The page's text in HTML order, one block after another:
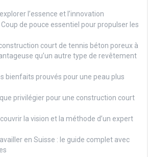
l’essence et l’innovation
Coup de pouce essentiel pour propulser les
court de tennis béton poreux à
qu’un autre type de revêtement
bienfaits prouvés pour une peau plus
privilégier pour une construction court
la vision et la méthode d’un expert
en Suisse : le guide complet avec